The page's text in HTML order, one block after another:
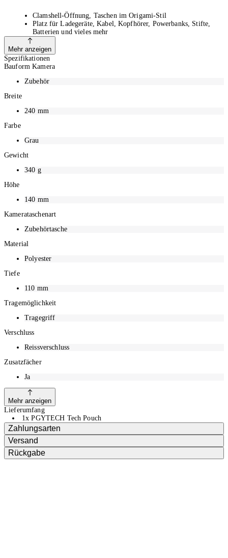
Clamshell-Öffnung, Taschen im Origami-Stil
Platz für Ladegeräte, Kabel, Kopfhörer, Powerbanks, Stifte,
Batterien und vieles mehr
Ein verstecktes AirTag-Fach sorgt für Sicherheit auf dem Weg
Die Aussenseite ist wasserabweisend und eignet sich daher
hervorragend für Reisen
Leicht und tragbar durch seitlichen Griff oder Befestigung eines
Langlebiges Design mit hochwertigem YKK-Reissverschluss
Mehr anzeigen
Spezifikationen
Bauform Kamera
Zubehör
Breite
240 mm
Farbe
Grau
Gewicht
340 g
Höhe
140 mm
Kamerataschenart
Zubehörtasche
Material
Polyester
Tiefe
110 mm
Tragemöglichkeit
Tragegriff
Verschluss
Reissverschluss
Zusatzfächer
Ja
Mehr anzeigen
Lieferumfang
1x PGYTECH Tech Pouch
Zahlungsarten
Versand
Rückgabe